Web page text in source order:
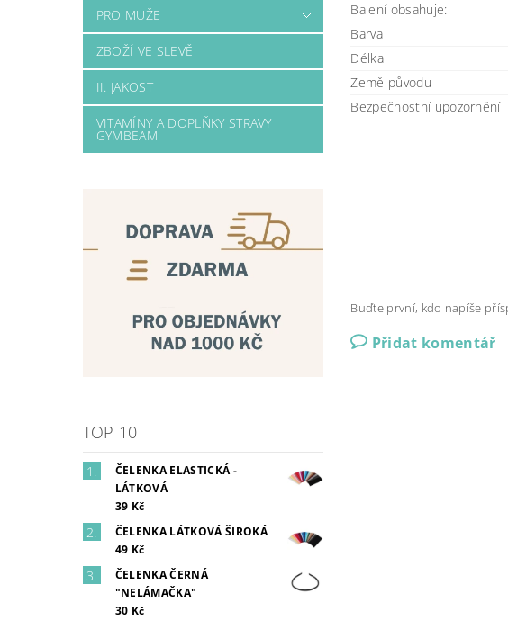
PRO MUŽE
ZBOŽÍ VE SLEVĚ
II. JAKOST
VITAMÍNY A DOPLŇKY STRAVY
GYMBEAM
TOP 10
ČELENKA ELASTICKÁ -
LÁTKOVÁ
39 Kč
ČELENKA LÁTKOVÁ ŠIROKÁ
49 Kč
ČELENKA ČERNÁ
"NELÁMAČKA"
30 Kč
Balení obsahuje:
Barva
Délka
Země původu
Bezpečnostní upozornění
Buďte první, kdo napíše
Přidat komentář